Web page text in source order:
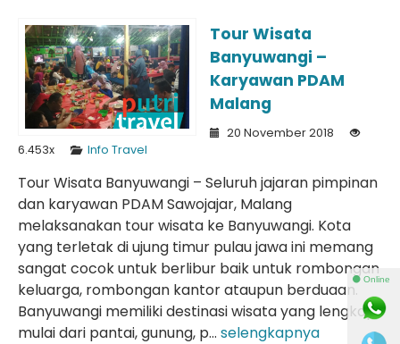
Tour Wisata
Banyuwangi –
Karyawan PDAM
Malang
20 November 2018
6.453x
Info Travel
Tour Wisata Banyuwangi – Seluruh jajaran pimpinan
dan karyawan PDAM Sawojajar, Malang
melaksanakan tour wisata ke Banyuwangi. Kota
yang terletak di ujung timur pulau jawa ini memang
sangat cocok untuk berlibur baik untuk rombongan
keluarga, rombongan kantor ataupun berduaan.
Banyuwangi memiliki destinasi wisata yang lengkap
mulai dari pantai, gunung, p... selengkapnya
⚫ Online